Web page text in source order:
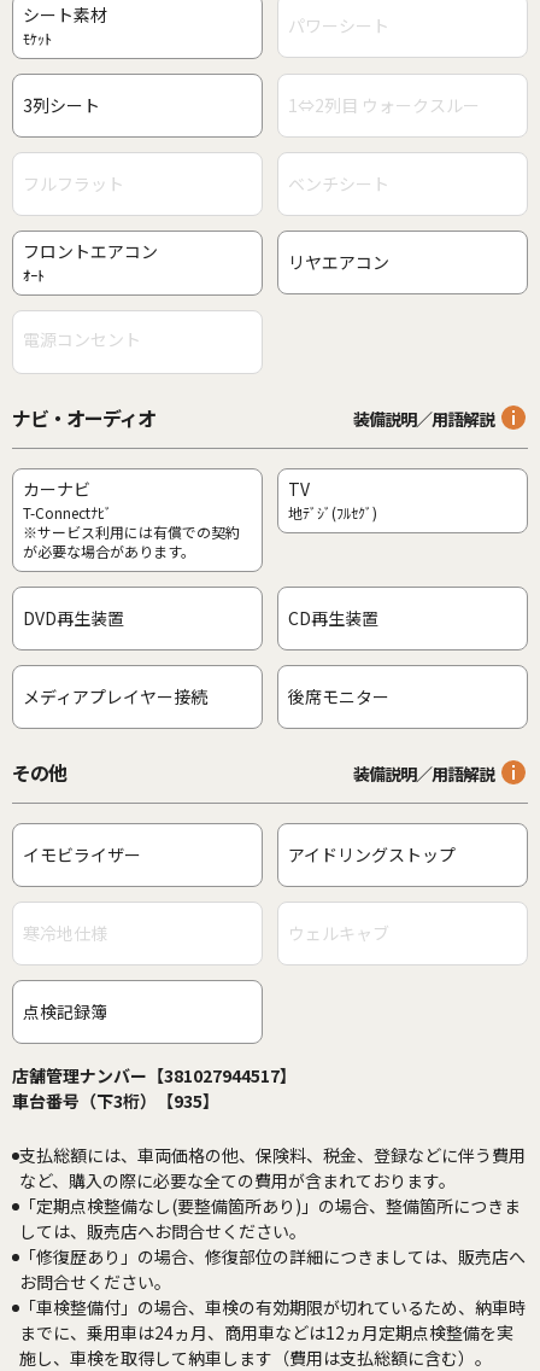
シート素材
ﾓｹｯﾄ パワーシート
3列シート 1⇔2列目 ウォークスルー
フルフラット ベンチシート
フロントエアコン
ｵｰﾄ リヤエアコン
電源コンセント
ナビ・オーディオ 装備説明／用語解説
カーナビ
T-Connectﾅﾋﾞ
※サービス利用には有償での契約
が必要な場合があります。
TV
地ﾃﾞｼﾞ(ﾌﾙｾｸﾞ)
DVD再生装置 CD再生装置
メディアプレイヤー接続 後席モニター
その他 装備説明／用語解説
イモビライザー アイドリングストップ
寒冷地仕様 ウェルキャブ
点検記録簿
店舗管理ナンバー【381027944517】
車台番号（下3桁）【935】
支払総額には、車両価格の他、保険料、税金、登録などに伴う費用
など、購入の際に必要な全ての費用が含まれております。
「定期点検整備なし(要整備箇所あり)」の場合、整備箇所につきま
しては、販売店へお問合せください。
「修復歴あり」の場合、修復部位の詳細につきましては、販売店へ
お問合せください。
「車検整備付」の場合、車検の有効期限が切れているため、納車時
までに、乗用車は24ヵ月、商用車などは12ヵ月定期点検整備を実
施し、車検を取得して納車します（費用は支払総額に含む）。